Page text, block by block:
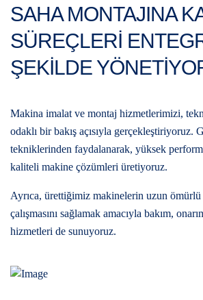
SAHA MONTAJINA
SÜREÇLERI
ŞEKILDE
Makina imalat ve montaj hizmetlerimizi,
odaklı bir bakış açısıyla gerçekleştiriyoruz.
tekniklerinden faydalanarak, yüksek
kaliteli makine çözümleri üretiyoruz.
Ayrıca, ürettiğimiz makinelerin uzun
çalışmasını sağlamak amacıyla bakım,
hizmetleri de sunuyoruz.